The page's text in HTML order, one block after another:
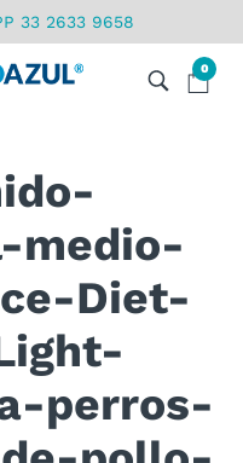
33 2633 9658
0
medio-
Diet-
perros-